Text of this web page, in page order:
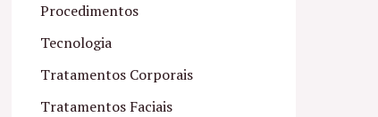
Procedimentos
Tecnologia
Tratamentos Corporais
Tratamentos Faciais